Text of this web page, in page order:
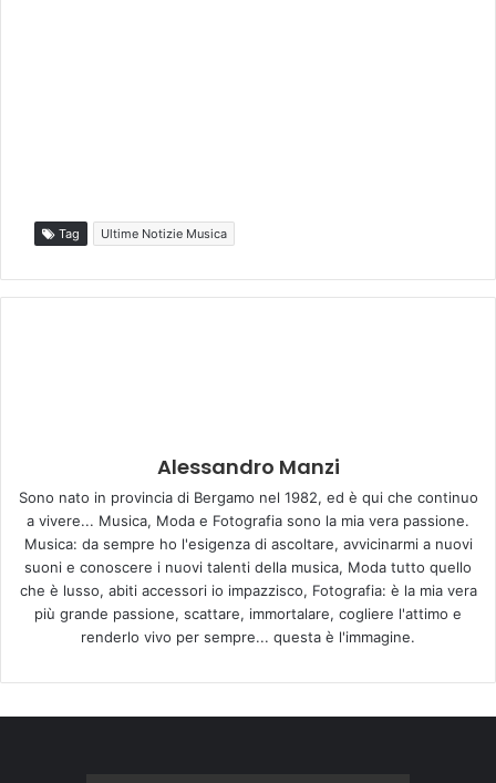
Tag Ultime Notizie Musica
Alessandro Manzi
Sono nato in provincia di Bergamo nel 1982, ed è qui che continuo
a vivere... Musica, Moda e Fotografia sono la mia vera passione.
Musica: da sempre ho l'esigenza di ascoltare, avvicinarmi a nuovi
suoni e conoscere i nuovi talenti della musica, Moda tutto quello
che è lusso, abiti accessori io impazzisco, Fotografia: è la mia vera
più grande passione, scattare, immortalare, cogliere l'attimo e
renderlo vivo per sempre... questa è l'immagine.